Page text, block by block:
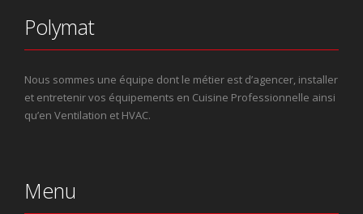
Polymat
Nous sommes une équipe dont le métier est d’agencer, installer
et entretenir vos équipements en Cuisine Professionnelle ainsi
qu’en Ventilation et HVAC.
Menu